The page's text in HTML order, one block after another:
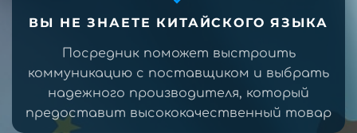
ВЫ НЕ ЗНАЕТЕ КИТАЙСКОГО ЯЗЫКА
Посредник поможет выстроить
коммуникацию с поставщиком и выбрать
надежного производителя, который
предоставит высококачественный товар